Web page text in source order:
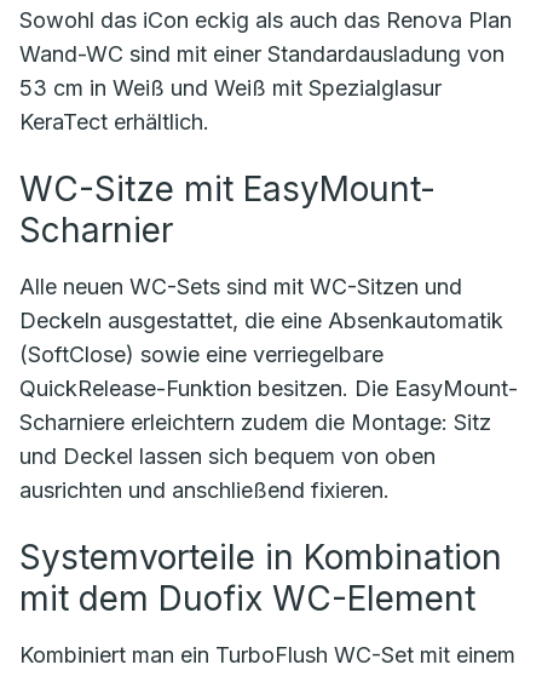
Sowohl das iCon eckig als auch das Renova Plan
Wand-WC sind mit einer Standardausladung von
53 cm in Weiß und Weiß mit Spezialglasur
KeraTect erhältlich.
WC-Sitze mit EasyMount-
Scharnier
Alle neuen WC-Sets sind mit WC-Sitzen und
Deckeln ausgestattet, die eine Absenkautomatik
(SoftClose) sowie eine verriegelbare
QuickRelease-Funktion besitzen. Die EasyMount-
Scharniere erleichtern zudem die Montage: Sitz
und Deckel lassen sich bequem von oben
ausrichten und anschließend fixieren.
Systemvorteile in Kombination
mit dem Duofix WC-Element
Kombiniert man ein TurboFlush WC-Set mit einem